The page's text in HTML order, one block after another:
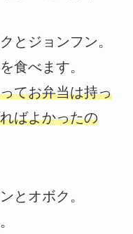
とジョンフン。
食べます。
てお弁当は持っ
ばよかったの
とオボク。